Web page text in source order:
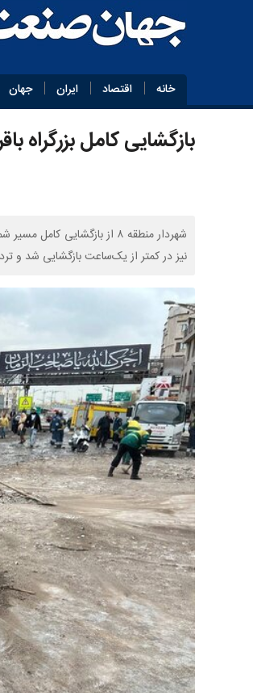
خانه اقتصاد ایران جهان
بازگشایی کامل
شهردار منطقه ۸ از
نیز در کمتر از یک‌ساعت بازگشایی شد و